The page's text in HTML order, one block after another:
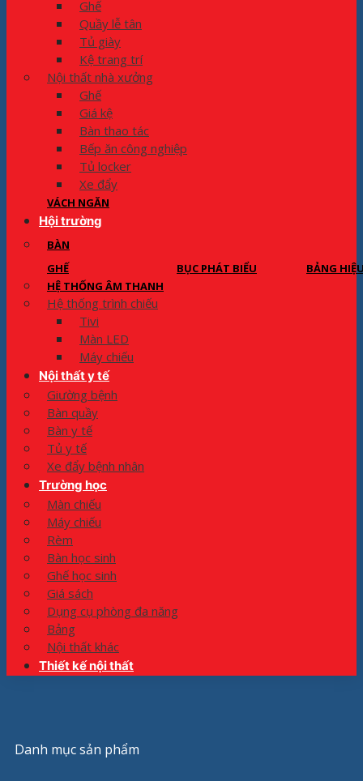
Ghế
Quầy lễ tân
Tủ giày
Kệ trang trí
Nội thất nhà xưởng
Ghế
Giá kệ
Bàn thao tác
Bếp ăn công nghiệp
Tủ locker
Xe đẩy
VÁCH NGĂN
Hội trường
BÀN
GHẾ
BỤC PHÁT BIỂU
BẢNG
HỆ THỐNG ÂM THANH
Hệ thống trình chiếu
Tivi
Màn LED
Máy chiếu
Nội thất y tế
Giường bệnh
Bàn quầy
Bàn y tế
Tủ y tế
Xe đẩy bệnh nhân
Trường học
Màn chiếu
Máy chiếu
Rèm
Bàn học sinh
Ghế học sinh
Giá sách
Dụng cụ phòng đa năng
Bảng
Nội thất khác
Thiết kế nội thất
Danh mục sản phẩm